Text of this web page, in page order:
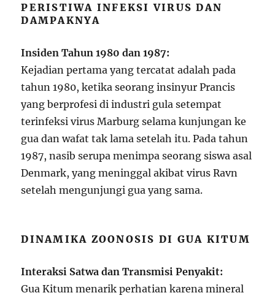
PERISTIWA INFEKSI VIRUS DAN
DAMPAKNYA
Insiden Tahun 1980 dan 1987:
Kejadian pertama yang tercatat adalah pada
tahun 1980, ketika seorang insinyur Prancis
yang berprofesi di industri gula setempat
terinfeksi virus Marburg selama kunjungan ke
gua dan wafat tak lama setelah itu. Pada tahun
1987, nasib serupa menimpa seorang siswa asal
Denmark, yang meninggal akibat virus Ravn
setelah mengunjungi gua yang sama.
DINAMIKA ZOONOSIS DI GUA KITUM
Interaksi Satwa dan Transmisi Penyakit:
Gua Kitum menarik perhatian karena mineral